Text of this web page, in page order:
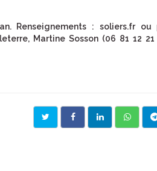
Renseignements : soliers.fr ou
Martine Sosson (06 81 12